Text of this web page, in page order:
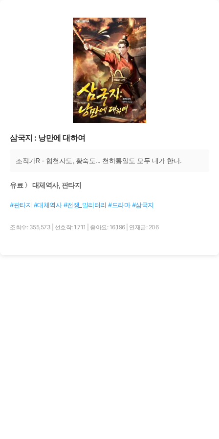
삼국지 : 낭만에 대하여
조작가R - 협천자도, 황숙도... 천하통일도 모두 내가 한다.
유료 〉 대체역사, 판타지
#판타지 #대체역사 #전쟁_밀리터리 #드라마 #삼국지
조회수: 355,573 선호작: 1,711 좋아요: 16,196 연재글: 206